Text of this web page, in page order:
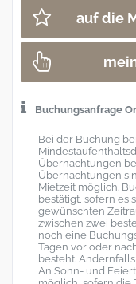
auf die
Buchungsanfrage
Bei der Buchung
Übernachtungen
Übernachtungen
Mietzeit möglich.
bestätigt, sofern es
gewünschten
zwischen zwei
noch eine
Tagen vor oder
besteht.
An Sonn- und